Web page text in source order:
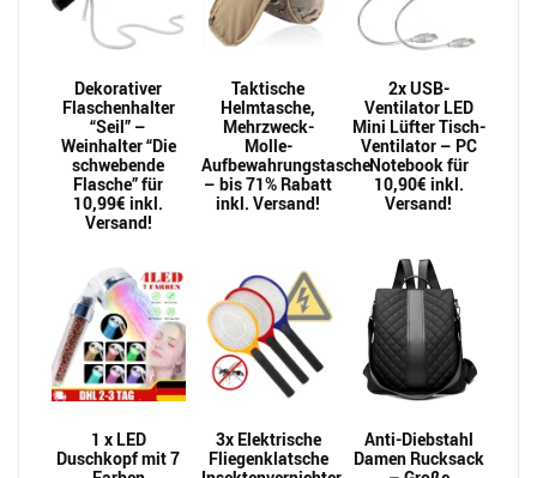
Dekorativer
Flaschenhalter
“Seil” –
Weinhalter “Die
schwebende
Flasche” für
10,99€ inkl.
Versand!
Taktische
Helmtasche,
Mehrzweck-
Molle-
Aufbewahrungstasche
– bis 71% Rabatt
inkl. Versand!
2x USB-
Ventilator LED
Mini Lüfter Tisch-
Ventilator – PC
Notebook für
10,90€ inkl.
Versand!
1 x LED
Duschkopf mit 7
3x Elektrische
Fliegenklatsche
Anti-Diebstahl
Damen Rucksack